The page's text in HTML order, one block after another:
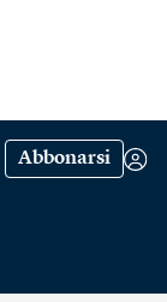
Abbonarsi